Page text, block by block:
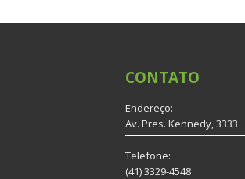
CONTATO
Endereço:
Av. Pres. Kennedy, 3333
Telefone:
(41) 3329-4548